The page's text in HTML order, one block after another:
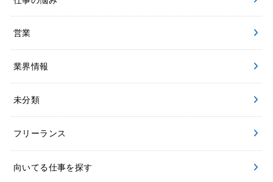
営業
業界情報
未分類
フリーランス
向いてる仕事を探す